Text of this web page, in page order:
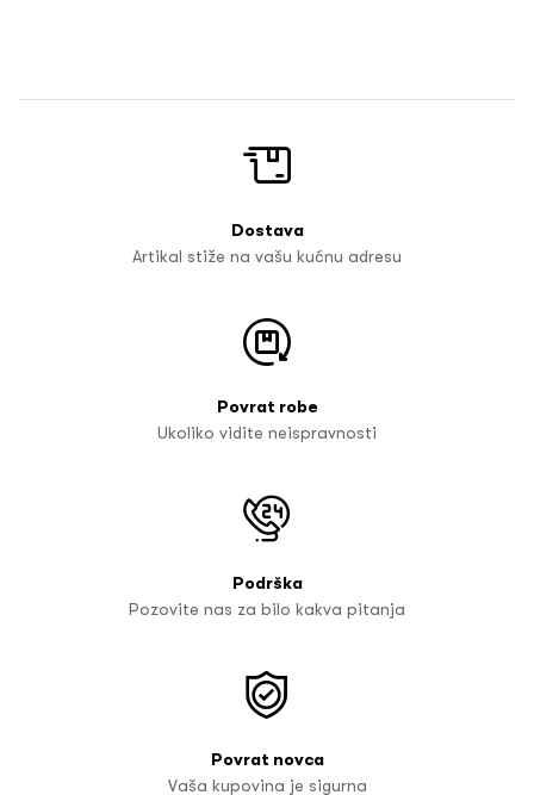
Dostava
Artikal stiže na vašu kućnu adresu
Povrat robe
Ukoliko vidite neispravnosti
Podrška
Pozovite nas za bilo kakva pitanja
Povrat novca
Vaša kupovina je sigurna